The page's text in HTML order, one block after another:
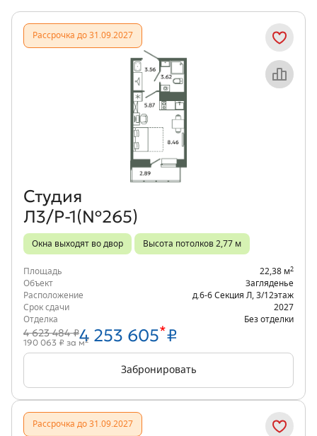
Рассрочка до 31.09.2027
Объект месяца
Студия
Л3/Р-1(№265)
Окна выходят во двор Высота потолков 2,77 м
Площадь 22,38 м2
Объект
Загляденье
Расположение
д.6-6 Секция Л 3/12этаж
Срок сдачи
2027
Отделка
Без отделки
4 623 484 ₽4 253 605*₽
190 063 ₽ за м2
Забронировать
Рассрочка до 31.09.2027